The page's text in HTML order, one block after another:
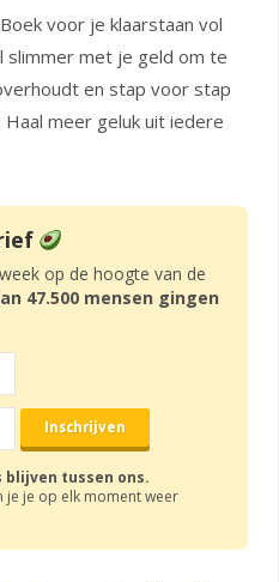
voor je klaarstaan vol
met je geld om te
en stap voor stap
meer geluk uit iedere
op de hoogte van de
47.500 mensen gingen
blijven tussen ons.
je je op elk moment weer